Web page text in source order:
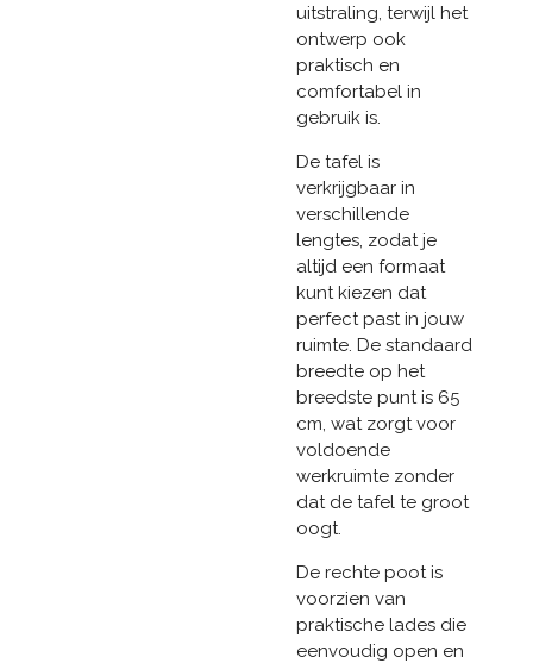
uitstraling, terwijl het
ontwerp ook
praktisch en
comfortabel in
gebruik is.
De tafel is
verkrijgbaar in
verschillende
lengtes, zodat je
altijd een formaat
kunt kiezen dat
perfect past in jouw
ruimte. De standaard
breedte op het
breedste punt is 65
cm, wat zorgt voor
voldoende
werkruimte zonder
dat de tafel te groot
oogt.
De rechte poot is
voorzien van
praktische lades die
eenvoudig open en